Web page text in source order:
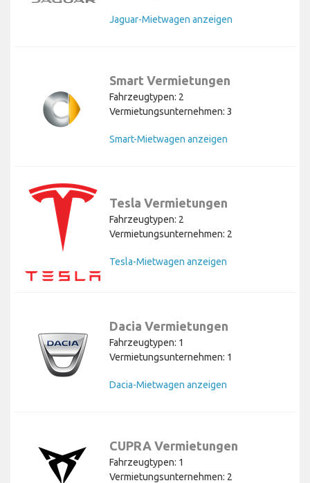
Jaguar-Mietwagen anzeigen
Smart Vermietungen
Fahrzeugtypen: 2
Vermietungsunternehmen: 3
Smart-Mietwagen anzeigen
Tesla Vermietungen
Fahrzeugtypen: 2
Vermietungsunternehmen: 2
Tesla-Mietwagen anzeigen
Dacia Vermietungen
Fahrzeugtypen: 1
Vermietungsunternehmen: 1
Dacia-Mietwagen anzeigen
CUPRA Vermietungen
Fahrzeugtypen: 1
Vermietungsunternehmen: 2